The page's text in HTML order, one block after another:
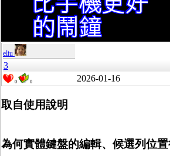
eliu
3
0 0 2026-01-16
取自使用說明
為何實體鍵盤的編輯、候選列位